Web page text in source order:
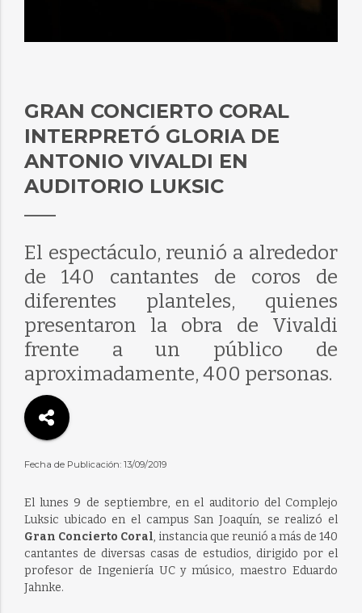
GRAN CONCIERTO CORAL
INTERPRETÓ GLORIA DE
ANTONIO VIVALDI EN
AUDITORIO LUKSIC
El espectáculo, reunió a alrededor
de 140 cantantes de coros de
diferentes planteles, quienes
presentaron la obra de Vivaldi
frente a un público de
aproximadamente, 400 personas.
Fecha de Publicación: 13/09/2019
El lunes 9 de septiembre, en el auditorio del Complejo
Luksic ubicado en el campus San Joaquín, se realizó el
Gran Concierto Coral, instancia que reunió a más de 140
cantantes de diversas casas de estudios, dirigido por el
profesor de Ingeniería UC y músico, maestro Eduardo
Jahnke.